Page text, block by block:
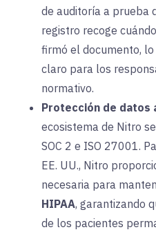
de auditoría a prueba
registro recoge
firmó el documento,
claro para los
normativo.
Protección de datos
ecosistema de Nitro
SOC 2 e ISO 27001.
EE. UU., Nitro
necesaria para
HIPAA, garantizando
de los pacientes